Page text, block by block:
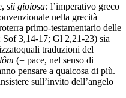
sii gioiosa: l’imperativo greco
nella grecità
primo-testamentario delle
3,14-17; Gl 2,21-23) sia
traduzioni del
(= pace, nel senso di
pensare a qualcosa di più.
sull’invito dell’angelo